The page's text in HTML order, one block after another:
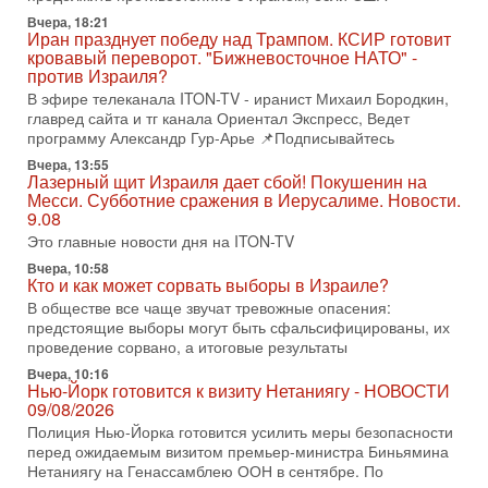
Ведет программу Александр Гур-Арье.
3-08-2026, 15:23
Иран задыхается. КСИР готовит удар! Россия теряет
последних союзников. Путин - псих!
В эфире ITON-TV доктор Эльдар Намазов , историк,
политолог, в прошлом – помощник Президента
Азербайджана Гейдара Алиева . Ведет программу
Александр
3-08-2026, 11:09
Выборы в Израиле в опасности?! ШАБАК формирует
спецотдел
В этом выпуске мы разбираем одну из самых тревожных
тем израильской политики. Известно, что израильская
Служба общей безопасности (ШАБАК) создала
3-08-2026, 08:32
Трамп и Иран: последний шанс - НОВОСТИ
03/08/2026
Президент США Дональд Трамп объявил о возобновлении
переговоров с Ираном, но Тегеран пока не подтвердил
готовность к диалогу. По словам американского
2-08-2026, 08:42
Трамп отменил удар по Ирану - НОВОСТИ
Вчера, 18:21
Иран празднует победу над Трампом. КСИР готовит
кровавый переворот. "Бижневосточное НАТО" -
против Израиля?
В эфире телеканала ITON-TV - иранист Михаил Бородкин,
главред сайта и тг канала Ориентал Экспресс, Ведет
программу Александр Гур-Арье 📌Подписывайтесь
Вчера, 13:55
Лазерный щит Израиля дает сбой! Покушенин на
Месси. Субботние сражения в Иерусалиме. Новости.
9.08
Это главные новости дня на ITON-TV
Вчера, 10:58
Кто и как может сорвать выборы в Израиле?
В обществе все чаще звучат тревожные опасения:
предстоящие выборы могут быть сфальсифицированы, их
проведение сорвано, а итоговые результаты
Вчера, 10:16
Нью-Йорк готовится к визиту Нетаниягу - НОВОСТИ
09/08/2026
Полиция Нью-Йорка готовится усилить меры безопасности
перед ожидаемым визитом премьер-министра Биньямина
Нетаниягу на Генассамблею ООН в сентябре. По